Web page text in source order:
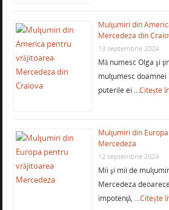
Mulţumiri din
Mercedeza din
13 septembrie 2024
Mă numesc Olga şi
mulţumesc
puterile ei …Citește
Mulţumiri din
Mercedeza
12 septembrie 2024
Mii şi mii de
Mercedeza
impotenţă, …Citește